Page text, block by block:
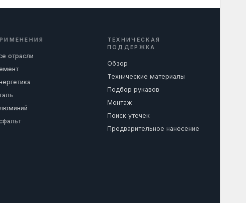
отрасли
ТЕХНИЧЕСКАЯ
ПОДДЕРЖКА
Обзор
Технические материалы
Подбор рукавов
Монтаж
Поиск утечек
Предварительное нанесение